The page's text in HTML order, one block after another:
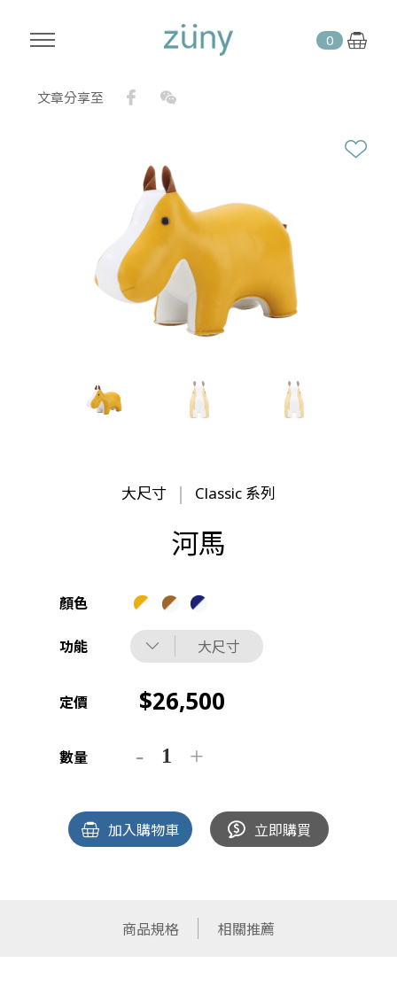
0
文章分享至 Facebook
大尺寸 Classic 系列
河馬
顏色
功能 大尺寸
定價 26,500
數量
加入購物車 立即購買
商品規格 相關推薦